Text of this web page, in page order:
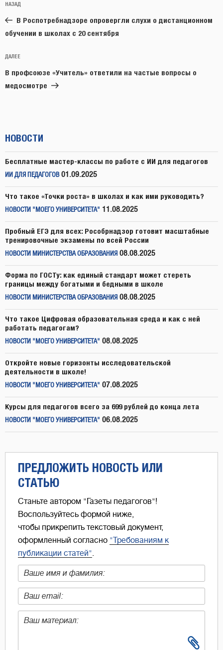
по
записям
Предыдущая
запись:
НАЗАД
В Роспотребнадзоре опровергли слухи о дистанционном
обучении в школах с 20 сентября
Следующая
запись
ДАЛЕЕ
В профсоюзе «Учитель» ответили на частые вопросы о
медосмотре
НОВОСТИ
Бесплатные мастер-классы по работе с ИИ для педагогов
ИИ ДЛЯ ПЕДАГОГОВ 01.09.2025
Что такое «Точки роста» в школах и как ими руководить?
НОВОСТИ "МОЕГО УНИВЕРСИТЕТА" 11.08.2025
Пробный ЕГЭ для всех: Рособрнадзор готовит масштабные
тренировочные экзамены по всей России
НОВОСТИ МИНИСТЕРСТВА ОБРАЗОВАНИЯ 08.08.2025
Форма по ГОСТу: как единый стандарт может стереть
границы между богатыми и бедными в школе
НОВОСТИ МИНИСТЕРСТВА ОБРАЗОВАНИЯ 08.08.2025
Что такое Цифровая образовательная среда и как с ней
работать педагогам?
НОВОСТИ "МОЕГО УНИВЕРСИТЕТА" 08.08.2025
Откройте новые горизонты исследовательской
деятельности в школе!
НОВОСТИ "МОЕГО УНИВЕРСИТЕТА" 07.08.2025
Курсы для педагогов всего за 699 рублей до конца лета
НОВОСТИ "МОЕГО УНИВЕРСИТЕТА" 06.08.2025
ПРЕДЛОЖИТЬ НОВОСТЬ ИЛИ
СТАТЬЮ
Станьте автором "Газеты педагогов"!
Воспользуйтесь формой ниже,
чтобы прикрепить текстовый документ,
оформленный согласно "Требованиям к
публикации статей"